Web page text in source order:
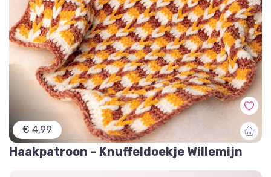
€ 4,99
Haakpatroon – Knuffeldoekje Willemijn